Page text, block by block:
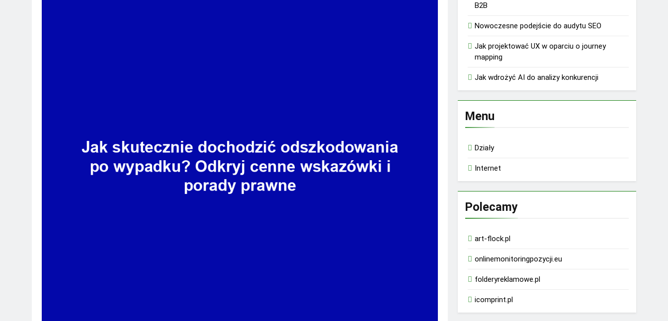
B2B
Nowoczesne podejście do audytu SEO
Jak projektować UX w oparciu o journey
mapping
Jak wdrożyć AI do analizy konkurencji
Menu
Działy
Internet
Polecamy
art-flock.pl
onlinemonitoringpozycji.eu
folderyreklamowe.pl
icomprint.pl